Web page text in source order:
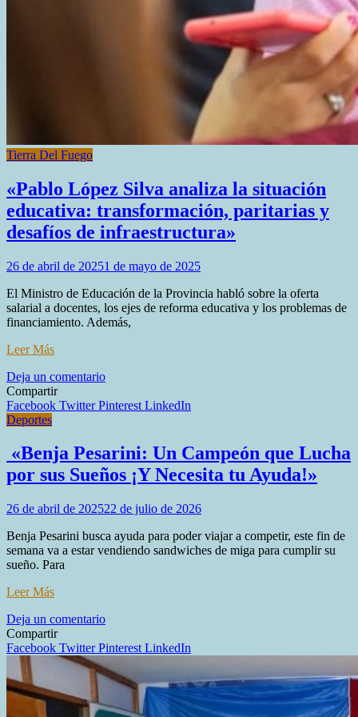
Tierra Del Fuego
«Pablo López Silva analiza la situación
educativa: transformación, paritarias y
desafíos de infraestructura»
26 de abril de 20251 de mayo de 2025
El Ministro de Educación de la Provincia habló sobre la oferta
salarial a docentes, los ejes de reforma educativa y los problemas de
financiamiento. Además,
Leer Más
Deja un comentarioen
López
la
situación
educativa:
paritarias
desafíos
de
Compartir
Facebook TwitterPinterest LinkedIn
Deportes
«Benja Pesarini: Un Campeón que Lucha
por sus Sueños ¡Y Necesita tu Ayuda!»
26 de abril de 202522 de julio de 2026
Benja Pesarini busca ayuda para poder viajar a competir, este fin de
semana va a estar vendiendo sandwiches de miga para cumplir su
sueño. Para
Leer Más
Deja un comentarioen
Pesarini:
Un
Campeón
que
Lucha
Compartir
Facebook TwitterPinterest LinkedIn